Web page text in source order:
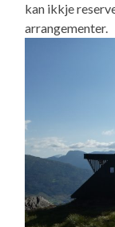
kan ikkje
arrangementer.